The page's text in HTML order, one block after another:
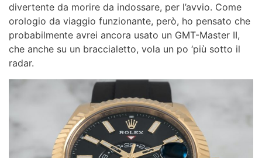
divertente da morire da indossare, per l’avvio. Come
orologio da viaggio funzionante, però, ho pensato che
probabilmente avrei ancora usato un GMT-Master II,
che anche su un braccialetto, vola un po ‘più sotto il
radar.